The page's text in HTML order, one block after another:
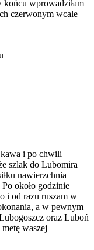
końcu wprowadziłam
czerwonym wcale
i po chwili
szlak do Lubomira
nawierzchnia
około godzinie
i od razu ruszam w
a w pewnym
oraz Luboń
waszej